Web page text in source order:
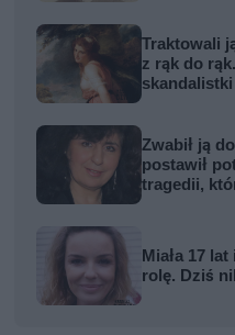
Traktowali
z rąk do
skandalistki
Zwabił ją
postawił
tragedii,
Miała 17
rolę. Dziś